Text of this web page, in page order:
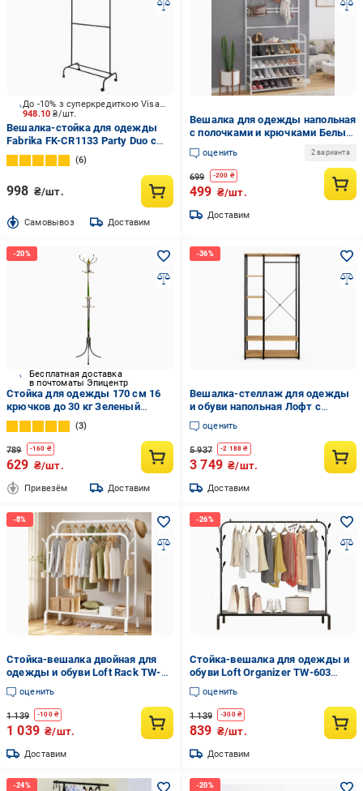
948.10₴/шт.
До -10% з суперкредиткою Visa Вигода
Вешалка-стойка для одежды
Fabrika FK-CR1133 Party Duo с
полкой 1780х430х800 мм
черный
6
998 ₴/шт.
Cамовывоз Доставим
Вешалка для одежды напольная
с полочками и крючками Белый
(2796)
оценить 2 варианта
699 -200 ₴
499 ₴/шт.
Доставим
Бесплатная доставка
в почтоматы Эпицентр
Стойка для одежды 170 см 16
крючков до 30 кг Зеленый
(8047659355)
3
789 -160 ₴
629 ₴/шт.
Привезём Доставим
Вешалка-стеллаж для одежды
и обуви напольная Лофт с
полками и штангой 90х40х167
см Черный/Дерево (49676006)
оценить
5 937 -2 188 ₴
3 749 ₴/шт.
Доставим
Стойка-вешалка двойная для
одежды и обуви Loft Rack TW-
606 стальная напольная с
полкой/крючками White
(376357)
оценить
1 139 -100₴
1 039 ₴/шт.
Доставим
Стойка-вешалка для одежды и
обуви Loft Organizer TW-603
стальная напольная с полкой и 8
крючками Black (376078)
оценить
1 139 -300₴
839 ₴/шт.
Доставим